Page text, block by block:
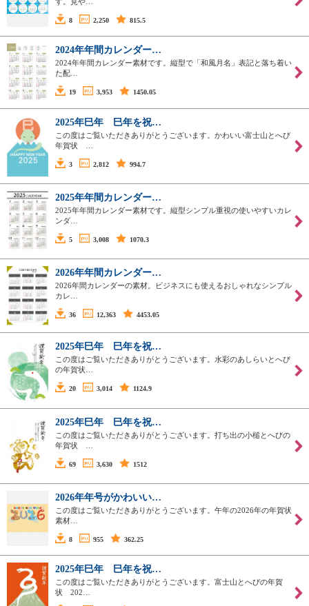
8 2,250 815.5
2024年年間カレンダー…
2024年年間カレンダー素材です。縦型で「和風月名」表記と落ち着い
た配…
19 3,953 1450.05
2025年巳年 巳年を祝…
この度はご覧いただきありがとうございます。かわいい富士山とへび
年賀状 …
3 2,812 994.7
2025年年間カレンダー…
2025年年間カレンダー素材です。縦型シンプル重視の使いやすいカレ
ンダ…
5 3,008 1070.3
2026年年間カレンダー…
2026年間カレンダーの素材。ビジネスにも使えるおしゃれなシンプル
カレ…
36 12,363 4453.05
2025年巳年 巳年を祝…
この度はご覧いただきありがとうございます。水彩のあしらいとへび
の年賀状…
20 3,014 1124.9
2025年巳年 巳年を祝…
この度はご覧いただきありがとうございます。打ち出の小槌とへびの
年賀状 …
69 3,630 1512
2026年年号がかわいい…
この度はご覧いただきありがとうございます。午年の2026年の年賀状
素材…
8 955 362.25
2025年巳年 巳年を祝…
この度はご覧いただきありがとうございます。富士山とへびの年賀
状 202…